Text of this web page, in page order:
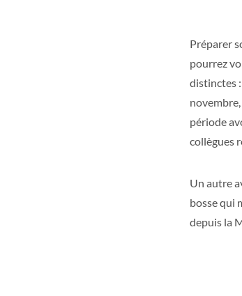
Préparer
pourrez
distinctes
période
collègues
Un autre
bosse qui
depuis la